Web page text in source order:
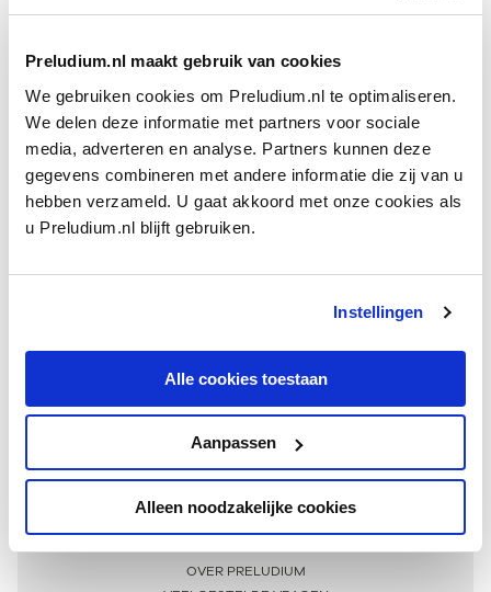
Preludium.nl maakt gebruik van cookies
We gebruiken cookies om Preludium.nl te optimaliseren.
We delen deze informatie met partners voor sociale
media, adverteren en analyse. Partners kunnen deze
gegevens combineren met andere informatie die zij van u
hebben verzameld. U gaat akkoord met onze cookies als
u Preludium.nl blijft gebruiken.
Instellingen
Alle cookies toestaan
Aanpassen
Alleen noodzakelijke cookies
Meer informatie
OVER PRELUDIUM